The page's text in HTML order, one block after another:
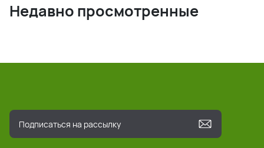
Недавно просмотренные